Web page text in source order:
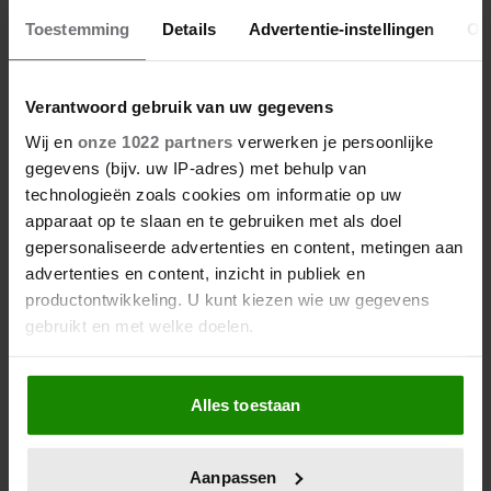
Toestemming Details Advertentie-instellingen
Verantwoord gebruik van uw gegevens
Wij en onze 1022 partners verwerken je persoonlijke
gegevens (bijv. uw IP-adres) met behulp van
technologieën zoals cookies om informatie op uw
apparaat op te slaan en te gebruiken met als doel
gepersonaliseerde advertenties en content, metingen aan
advertenties en content, inzicht in publiek en
productontwikkeling. U kunt kiezen wie uw gegevens
gebruikt en met welke doelen.
Als u het toestaat, willen we ook graag:
Informatie verzamelen over uw geografische
locatie, die tot een paar meter nauwkeurig kan zijn
scannen op specifieke eigenschappen (fingerprinting)
Alles toestaan
Aanpassen
Hoe ongezond zijn ijsjes?